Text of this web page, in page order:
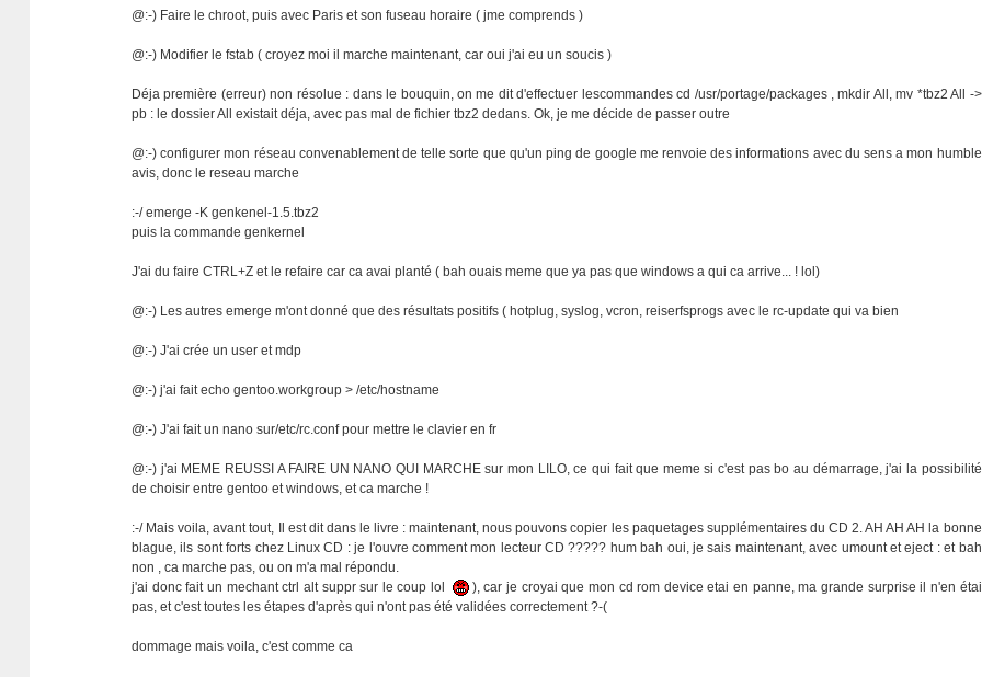
@:-) Faire le chroot, puis avec Paris et son fuseau horaire ( jme comprends )
@:-) Modifier le fstab ( croyez moi il marche maintenant, car oui j'ai eu un soucis )
Déja première (erreur) non résolue : dans le bouquin, on me dit d'effectuer lescommandes cd /usr/portage/packages , mkdir All, mv *tbz2 All ->
pb : le dossier All existait déja, avec pas mal de fichier tbz2 dedans. Ok, je me décide de passer outre
@:-) configurer mon réseau convenablement de telle sorte que qu'un ping de google me renvoie des informations avec du sens a mon humble
avis, donc le reseau marche
:-/ emerge -K genkenel-1.5.tbz2
puis la commande genkernel
J'ai du faire CTRL+Z et le refaire car ca avai planté ( bah ouais meme que ya pas que windows a qui ca arrive... ! lol)
@:-) Les autres emerge m'ont donné que des résultats positifs ( hotplug, syslog, vcron, reiserfsprogs avec le rc-update qui va bien
@:-) J'ai crée un user et mdp
@:-) j'ai fait echo gentoo.workgroup > /etc/hostname
@:-) J'ai fait un nano sur/etc/rc.conf pour mettre le clavier en fr
@:-) j'ai MEME REUSSI A FAIRE UN NANO QUI MARCHE sur mon LILO, ce qui fait que meme si c'est pas bo au démarrage, j'ai la possibilité
de choisir entre gentoo et windows, et ca marche !
:-/ Mais voila, avant tout, Il est dit dans le livre : maintenant, nous pouvons copier les paquetages supplémentaires du CD 2. AH AH AH la bonne
blague, ils sont forts chez Linux CD : je l'ouvre comment mon lecteur CD ????? hum bah oui, je sais maintenant, avec umount et eject : et bah
non , ca marche pas, ou on m'a mal répondu.
j'ai donc fait un mechant ctrl alt suppr sur le coup lol
), car je croyai que mon cd rom device etai en panne, ma grande surprise il n'en étai
pas, et c'est toutes les étapes d'après qui n'ont pas été validées correctement ?-(
dommage mais voila, c'est comme ca